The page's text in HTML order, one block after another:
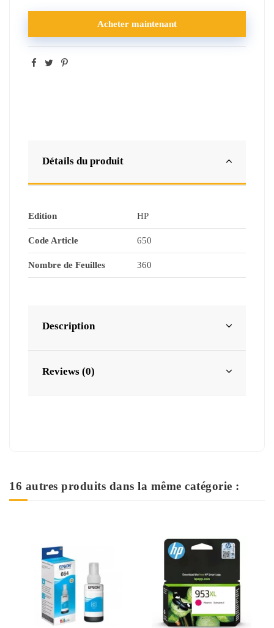
Acheter maintenant
Détails du produit
Edition HP
Code Article 650
Nombre de Feuilles 360
Description
Reviews (0)
16 autres produits dans la même catégorie :